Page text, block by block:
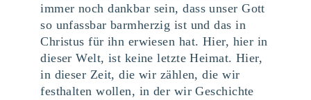
immer noch dankbar sein, dass unser Gott
so unfassbar barmherzig ist und das in
Christus für ihn erwiesen hat. Hier, hier in
dieser Welt, ist keine letzte Heimat. Hier,
in dieser Zeit, die wir zählen, die wir
festhalten wollen, in der wir Geschichte